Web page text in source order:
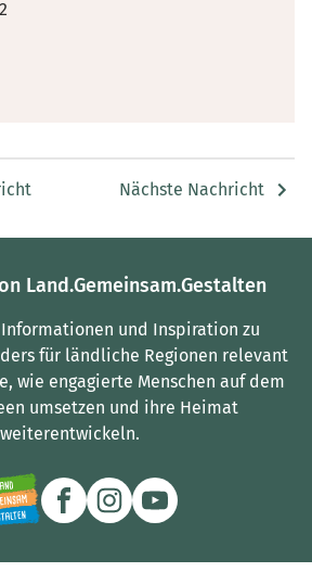
Nächste Nachricht
Land.Gemeinsam.Gestalten
und Inspiration zu
für ländliche Regionen relevant
wie engagierte Menschen auf dem
umsetzen und ihre Heimat
weiterentwickeln.